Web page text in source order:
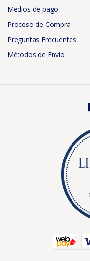
Medios de pago
Proceso de Compra
Preguntas Frecuentes
Métodos de Envío